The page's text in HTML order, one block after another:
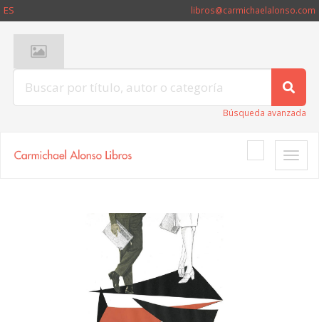
ES libros@carmichaelalonso.com
Búsqueda avanzada
Toggle